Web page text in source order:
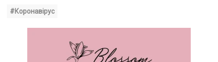
#Коронавірус